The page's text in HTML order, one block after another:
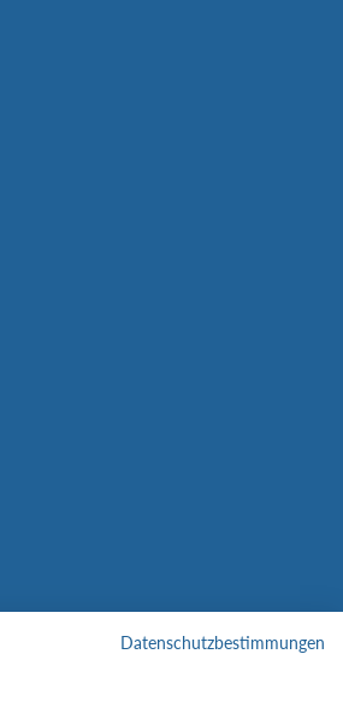
Datenschutzbestimmungen